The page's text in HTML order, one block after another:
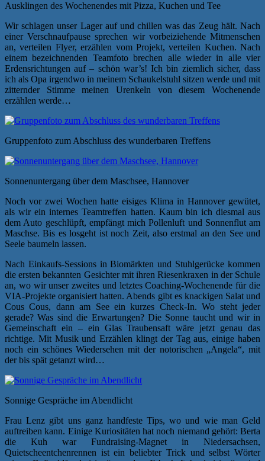
Ausklingen des Wochenendes mit Pizza, Kuchen und Tee
Wir schlagen unser Lager auf und chillen was das Zeug hält. Nach
einer Verschnaufpause sprechen wir vorbeiziehende Mitmenschen
an, verteilen Flyer, erzählen vom Projekt, verteilen Kuchen. Nach
einem bezeichnenden Teamfoto brechen alle wieder in alle vier
Erdensrichtungen auf – schön war’s! Ich bin ziemlich sicher, dass
ich als Opa irgendwo in meinem Schaukelstuhl sitzen werde und mit
zitternder Stimme meinen Urenkeln von diesem Wochenende
erzählen werde…
Gruppenfoto zum Abschluss des wunderbaren Treffens
Sonnenuntergang über dem Maschsee, Hannover
Noch vor zwei Wochen hatte eisiges Klima in Hannover gewütet,
als wir ein internes Teamtreffen hatten. Kaum bin ich diesmal aus
dem Auto geschlüpft, empfängt mich Pollenluft und Sonnenflut am
Maschse. Bis es losgeht ist noch Zeit, also erstmal an den See und
Seele baumeln lassen.
Nach Einkaufs-Sessions in Biomärkten und Stuhlgerücke kommen
die ersten bekannten Gesichter mit ihren Riesenkraxen in der Schule
an, wo wir unser zweites und letztes Coaching-Wochenende für die
VIA-Projekte organisiert hatten. Abends gibt es knackigen Salat und
Cous Cous, dann am See ein kurzes Check-In. Wo steht jeder
gerade? Was sind die Erwartungen? Die Sonne taucht und wir in
Gemeinschaft ein – ein Glas Traubensaft wäre jetzt genau das
richtige. Mit Musik und Erzählen klingt der Tag aus, einige haben
noch ein schönes Wiedersehen mit der notorischen „Angela“, mit
der bis spät getanzt wird…
Sonnige Gespräche im Abendlicht
Frau Lenz gibt uns ganz handfeste Tips, wo und wie man Geld
auftreiben kann. Einige Kuriositäten hat noch niemand gehört: Berta
die Kuh war Fundraising-Magnet in Niedersachsen,
Quietscheentchenrennen ist ein beliebter Trick und selbst Wörter